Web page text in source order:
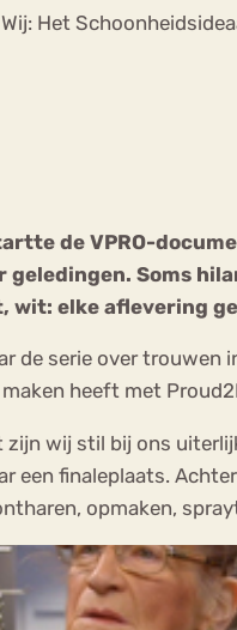
Het
de VPRO-
geledingen. Soms
wit: elke aflevering
de serie over
heeft met
wij stil bij ons
een finaleplaats.
opmaken,
Angst